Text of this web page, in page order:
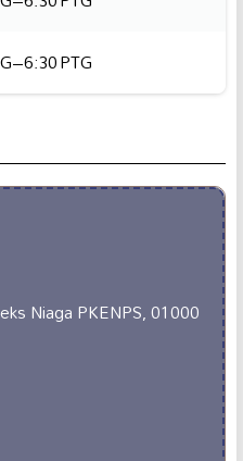
PTG
Niaga PKENPS, 01000